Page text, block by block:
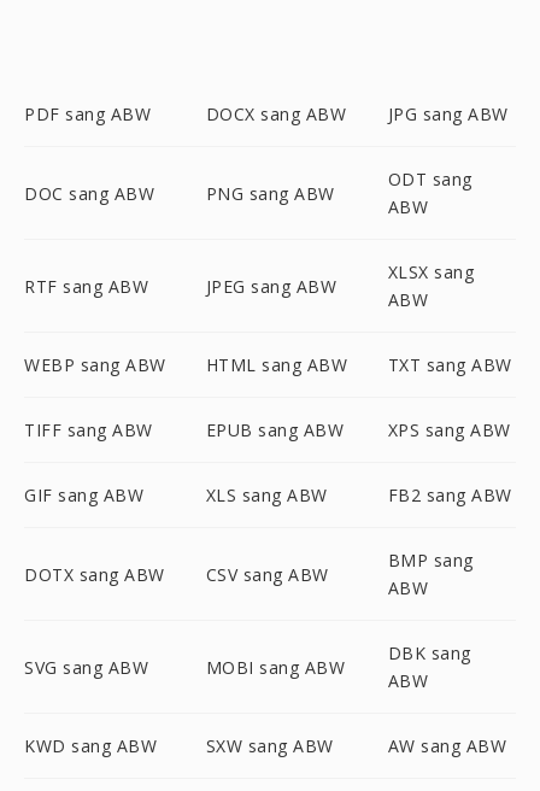
PDF sang ABW DOCX sang ABW JPG sang ABW
DOC sang ABW PNG sang ABW
ODT sang
ABW
RTF sang ABW JPEG sang ABW
XLSX sang
ABW
WEBP sang ABW HTML sang ABW TXT sang ABW
TIFF sang ABW EPUB sang ABW XPS sang ABW
GIF sang ABW XLS sang ABW FB2 sang ABW
DOTX sang ABW CSV sang ABW
BMP sang
ABW
SVG sang ABW MOBI sang ABW
DBK sang
ABW
KWD sang ABW SXW sang ABW AW sang ABW